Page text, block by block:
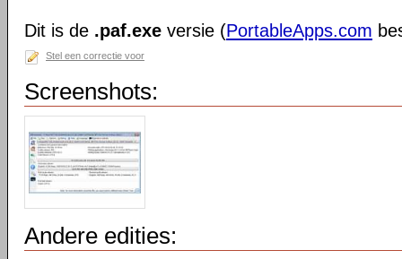
Dit is de .paf.exe versie (PortableApps.com
Stel een correctie voor
Screenshots:
Andere edities: